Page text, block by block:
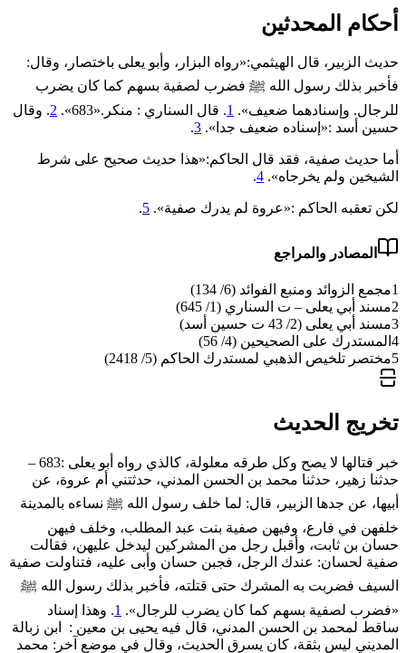
أحكام المحدثين
حديث الزبير، قال الهيثمي:«رواه البزار، وأبو يعلى باختصار، وقال:
فأخبر بذلك رسول الله ﷺ ‌فضرب ‌لصفية ‌بسهم كما كان يضرب
للرجال. وإسنادهما ضعيف». 1. قال السناري : منكر.«683». 2. وقال
حسين أسد :«إسناده ضعيف جدا». 3
.
أما حديث صفية، فقد قال الحاكم:«هذا حديث صحيح على شرط
الشيخين ولم يخرجاه». 4
.
لكن تعقبه الحاكم :«عروة لم يدرك صفية». 5
.
المصادر والمراجع
1مجمع الزوائد ومنبع الفوائد (6/ 134)
2مسند أبي يعلى – ت السناري (1/ 645)
3مسند أبي يعلى (2/ 43 ت حسين أسد)
4 المستدرك على الصحيحين (4/ 56)
5مختصر تلخيص الذهبي لمستدرك الحاكم (5/ 2418)
تخريج الحديث
خبر قتالها لا يصح وكل طرقه معلولة، كالذي رواه أبو يعلى :683 –
حدثنا زهير، حدثنا محمد بن الحسن المدني، حدثتني أم عروة، عن
أبيها، عن جدها الزبير، قال: لما خلف رسول الله ﷺ نساءه بالمدينة
خلفهن في فارع، وفيهن صفية بنت عبد المطلب، وخلف فيهن
حسان بن ثابت، وأقبل رجل من المشركين ليدخل عليهن، فقالت
صفية لحسان: عندك الرجل، فجبن حسان وأبى عليه، فتناولت صفية
السيف فضربت به المشرك حتى قتلته، فأخبر بذلك رسول الله ﷺ
«فضرب ‌لصفية ‌بسهم كما كان يضرب للرجال». 1. وهذا إسناد
ساقط لمحمد بن الحسن المدني، قال فيه يحيى بن معين : ‌ابن ‌زبالة
المديني ليس بثقة، كان يسرق الحديث، وقال في موضع آخر: محمد